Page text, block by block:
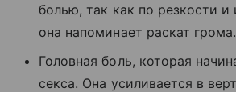
болью, так как по резкости и
она напоминает раскат грома.
Головная боль, которая
секса. Она усиливается в